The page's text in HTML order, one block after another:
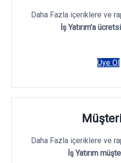
Daha Fazla içeriklere ve
İş Yatırım'a
Üye Ol
Daha Fazla içeriklere ve
İş Yatırım